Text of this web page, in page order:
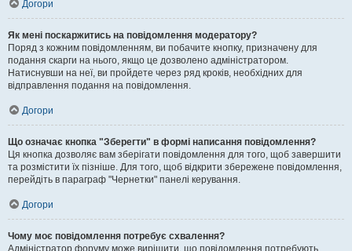
Догори
Як мені поскаржитись на повідомлення модератору?
Поряд з кожним повідомленням, ви побачите кнопку, призначену для
подання скарги на нього, якщо це дозволено адміністратором.
Натиснувши на неї, ви пройдете через ряд кроків, необхідних для
відправлення подання на повідомлення.
Догори
Що означає кнопка "Зберегти" в формі написання повідомлення?
Ця кнопка дозволяє вам зберігати повідомлення для того, щоб завершити
та розмістити їх пізніше. Для того, щоб відкрити збережене повідомлення,
перейдіть в параграф "Чернетки" панелі керування.
Догори
Чому моє повідомлення потребує схвалення?
Адміністратор форуму може вирішити, що повідомлення потребують